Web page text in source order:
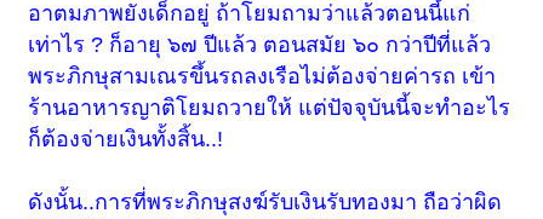
อาตมภาพยังเด็กอยู่ ถ้าโยมถามว่าแล้วตอนนี้แก่
เท่าไร ? ก็อายุ ๖๗ ปีแล้ว ตอนสมัย ๖๐ กว่าปีที่แล้ว
พระภิกษุสามเณรขึ้นรถลงเรือไม่ต้องจ่ายค่ารถ เข้า
ร้านอาหารญาติโยมถวายให้ แต่ปัจจุบันนี้จะทำอะไร
ก็ต้องจ่ายเงินทั้งสิ้น..!
ดังนั้น..การที่พระภิกษุสงฆ์รับเงินรับทองมา ถือว่าผิด